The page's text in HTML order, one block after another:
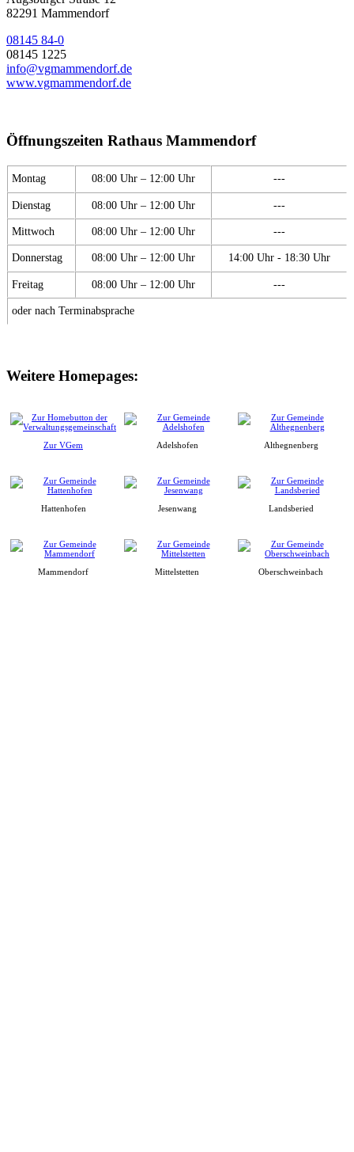
82291 Mammendorf
08145 84-0
08145 1225
info@vgmammendorf.de
www.vgmammendorf.de
Öffnungszeiten Rathaus Mammendorf
Montag 08:00 Uhr – 12:00 Uhr ---
Dienstag 08:00 Uhr – 12:00 Uhr ---
Mittwoch 08:00 Uhr – 12:00 Uhr ---
Donnerstag 08:00 Uhr – 12:00 Uhr 14:00 Uhr - 18:30 Uhr
Freitag 08:00 Uhr – 12:00 Uhr ---
oder nach Terminabsprache
Weitere Homepages:
Zur VGem Adelshofen Althegnenberg
Hattenhofen Jesenwang Landsberied
Mammendorf Mittelstetten Oberschweinbach